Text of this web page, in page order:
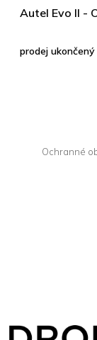
Autel Evo II -
prodej ukončený
Ochranné